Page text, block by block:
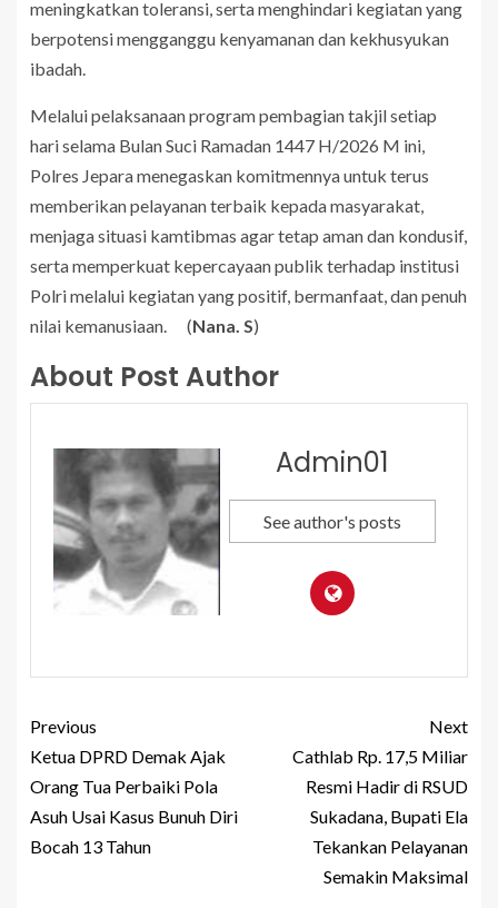
meningkatkan toleransi, serta menghindari kegiatan yang
berpotensi mengganggu kenyamanan dan kekhusyukan
ibadah.
Melalui pelaksanaan program pembagian takjil setiap
hari selama Bulan Suci Ramadan 1447 H/2026 M ini,
Polres Jepara menegaskan komitmennya untuk terus
memberikan pelayanan terbaik kepada masyarakat,
menjaga situasi kamtibmas agar tetap aman dan kondusif,
serta memperkuat kepercayaan publik terhadap institusi
Polri melalui kegiatan yang positif, bermanfaat, dan penuh
nilai kemanusiaan. (Nana. S)
About Post Author
Admin01
See author's posts
Previous
Ketua DPRD Demak Ajak
Orang Tua Perbaiki Pola
Asuh Usai Kasus Bunuh Diri
Bocah 13 Tahun
Next
Cathlab Rp. 17,5 Miliar
Resmi Hadir di RSUD
Sukadana, Bupati Ela
Tekankan Pelayanan
Semakin Maksimal